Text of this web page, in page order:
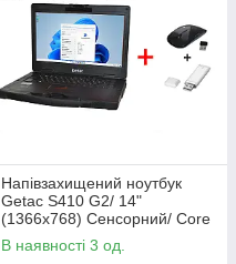
Напівзахищений ноутбук
Getac S410 G2/ 14"
(1366x768) Сенсорний/ Core
i5-8250U/ 8 GB RAM/ 128 GB
SSD/ UHD 620+Миша та
В наявності 3 од.